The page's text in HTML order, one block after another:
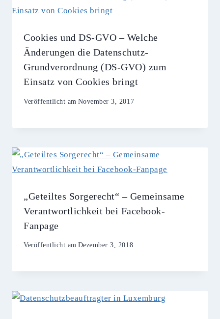
Cookies und DS-GVO – Welche
Änderungen die Datenschutz-
Grundverordnung (DS-GVO) zum
Einsatz von Cookies bringt
Veröffentlicht am November 3, 2017
„Geteiltes Sorgerecht“ – Gemeinsame
Verantwortlichkeit bei Facebook-
Fanpage
Veröffentlicht am Dezember 3, 2018